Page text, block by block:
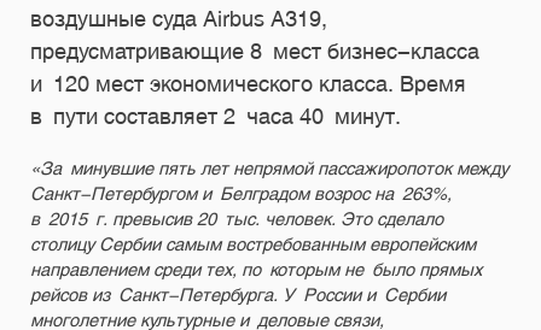
воздушные суда Airbus A319,
предусматривающие 8 мест бизнес-класса
и 120 мест экономического класса. Время
в пути составляет 2 часа 40 минут.
«За минувшие пять лет непрямой пассажиропоток между
Санкт-Петербургом и Белградом возрос на 263%,
в 2015 г. превысив 20 тыс. человек. Это сделало
столицу Сербии самым востребованным европейским
направлением среди тех, по которым не было прямых
рейсов из Санкт-Петербурга. У России и Сербии
многолетние культурные и деловые связи,